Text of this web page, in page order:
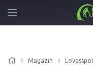
Magazin